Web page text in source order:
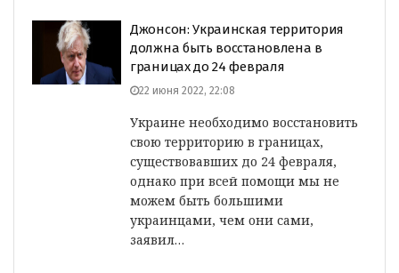
Джонсон: Украинская территория
должна быть восстановлена в
границах до 24 февраля
22 июня 2022, 22:08
Украине необходимо восстановить
свою территорию в границах,
существовавших до 24 февраля,
однако при всей помощи мы не
можем быть большими
украинцами, чем они сами,
заявил…